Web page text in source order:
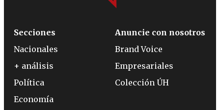
Secciones
Nacionales
+ análisis
Política
Economía
Anuncie con nosotros
Brand Voice
Empresariales
Colección ÚH